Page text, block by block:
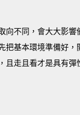
向不同，會大大影響
把基本環境準備好，
且走且看才是具有彈